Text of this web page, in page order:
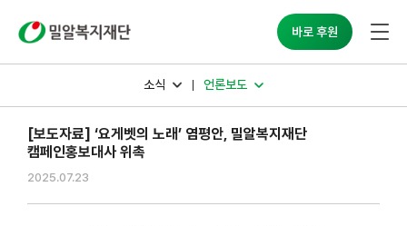
바로 후원
소식 언론보도
[보도자료] ‘요게벳의 노래’ 염평안, 밀알복지재단
캠페인홍보대사 위촉
2025.07.23